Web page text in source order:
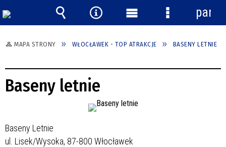
MAPA STRONY WŁOCŁAWEK - TOP ATRAKCJE BASENY LETNIE
Baseny letnie
Baseny Letnie
ul. Lisek/Wysoka, 87-800 Włocławek
Wyszukiwarka
Narzędzia
Menu
główne
Menu
szczegółowe
panel